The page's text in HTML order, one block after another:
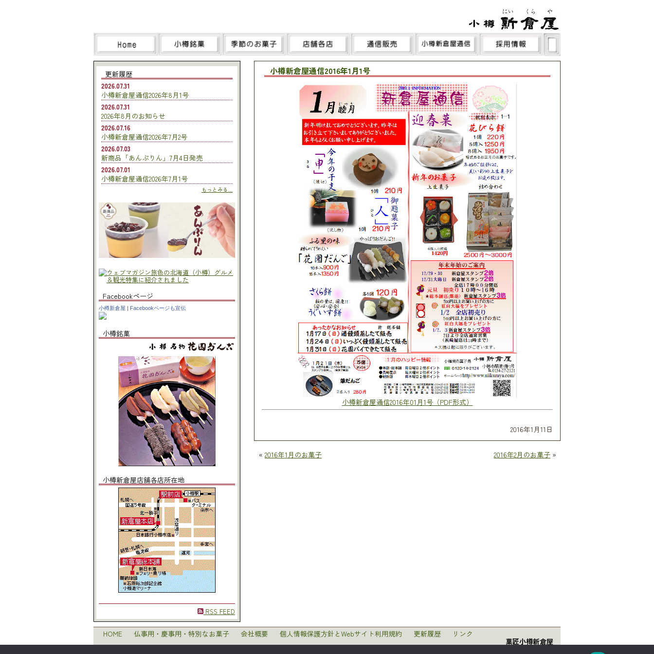
更新履歴
2026.07.31
小樽新倉屋通信2026年8月1号
2026.07.31
2026年8月のお知らせ
2026.07.16
小樽新倉屋通信2026年7月2号
2026.07.03
新商品「あんぷりん」7月4日発売
2026.07.01
小樽新倉屋通信2026年7月1号
もっとみる...
Facebookページ
小樽新倉屋 | Facebookページも宣伝
小樽銘菓
小樽新倉屋店舗各店所在地
RSS FEED
小樽新倉屋通信2016年1月1号
小樽新倉屋通信2016年01月1号（PDF形式）
2016年1月11日
« 2016年1月のお菓子 2016年2月のお菓子 »
HOME 仏事用・慶事用・特別なお菓子 会社概要 個人情報保護方針とWebサイト利用規約 更新履歴
リンク
菓匠小樽新倉屋